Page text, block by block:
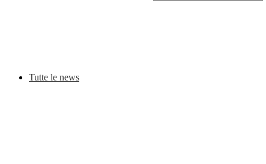
Tutte le news